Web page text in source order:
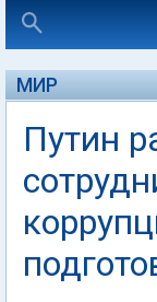
МИР
Путин